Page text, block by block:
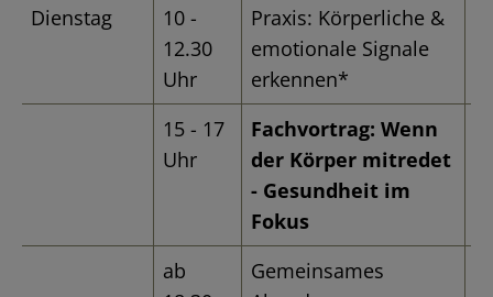
Dienstag
10 -
12.30
Uhr
Praxis: Körperliche &
emotionale Signale
erkennen*
15 - 17
Uhr
Fachvortrag: Wenn
der Körper mitredet
- Gesundheit im
Fokus
ab
Gemeinsames